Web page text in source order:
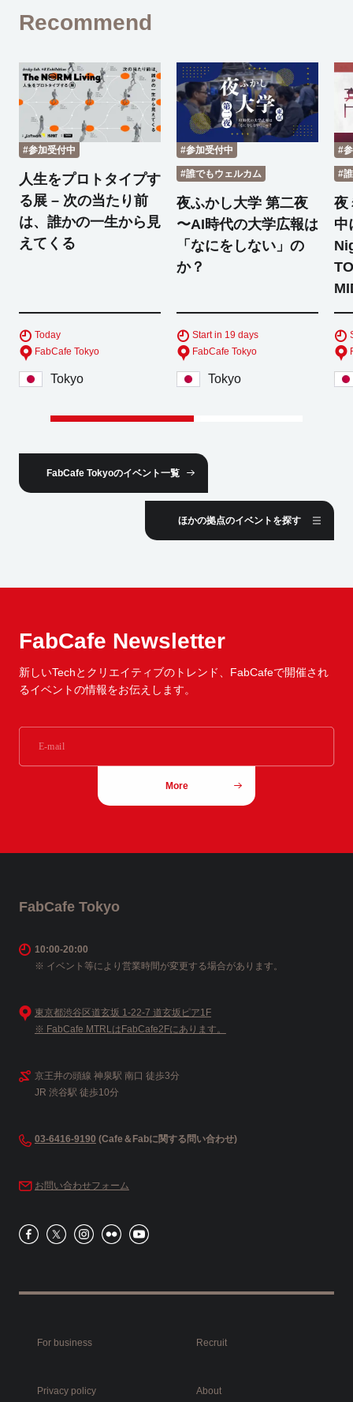
Recommend
#参加受付中
人生をプロトタイプす
る展 – 次の当たり前
は、誰かの一生から見
えてくる
Today
FabCafe Tokyo
Tokyo
#参加受付中
#誰でもウェルカム
夜ふかし大学 第二夜
〜AI時代の大学広報は
「なにをしない」の
か？
Start in 19 days
FabCafe Tokyo
Tokyo
#
#
夜
中
FabCafe Tokyoのイベント一覧
ほかの拠点のイベントを探す
FabCafe Newsletter
新しいTechとクリエイティブのトレンド、 FabCafeで開催され
るイベントの情報をお伝えします。
More
FabCafe Tokyo
10:00-20:00
※ イベント等により営業時間が変更する場合があります。
東京都渋谷区道玄坂 1-22-7 道玄坂ピア1F
※ FabCafe MTRLはFabCafe2Fにあります。
京王井の頭線 神泉駅 南口 徒歩3分
JR 渋谷駅 徒歩10分
03-6416-9190 (Cafe＆Fabに関する問い合わせ)
お問い合わせフォーム
For business Recruit
Privacy policy About